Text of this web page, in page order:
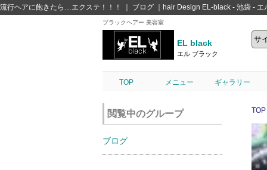
流行ヘアに飽きたら…エクステ！！！ ｜ ブログ ｜hair Design EL-black - 池袋 - エ
ブラックヘアー 美容室
EL black
エル ブラック
TOP メニュー ギャラリー
TOP
閲覧中のグループ
ブログ